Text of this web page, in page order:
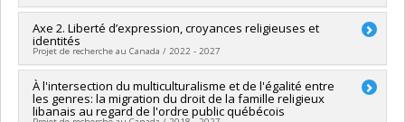
Lead researcher :Vincent Gautrais
Co-researchers :
Harith Al-Dabbagh
Arthur Oulai
Funding sources:
humaines du Canada
Grant programs:PVXXXXXX-Subvention Savoir
Axe 2. Liberté d’expression, croyances religieuses et
identités
Projet de recherche au Canada / 2022 - 2027
Lead researcher : Solange Lefebvre
Co-researchers :Jean-François Roussel,Harith Al-Dabbagh
Ignace Ndongala Maduku,Pierre Bosset,Frédéric Dejean
À l'intersection du multiculturalisme et de l'égalité entre
les genres: la migration du droit de la famille religieux
libanais au regard de l'ordre public québécois